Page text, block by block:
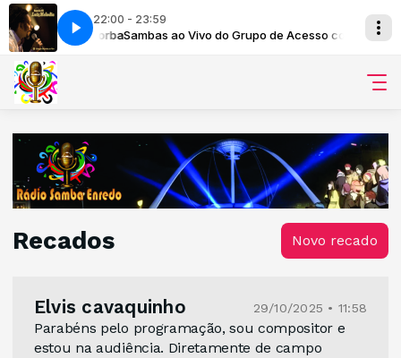
22:00 - 23:59
Marcus BorbaSambas ao Vivo do Grupo de Acesso com Marcus
Estácio de Sá 2015 Ao Vivo
Recados Novo recado
Elvis cavaquinho 29/10/2025 • 11:58
Parabéns pelo programação, sou compositor e
estou na audiência. Diretamente de campo